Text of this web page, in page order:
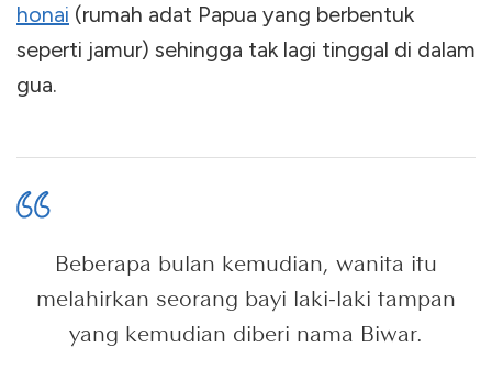
honai (rumah adat Papua yang berbentuk
seperti jamur) sehingga tak lagi tinggal di dalam
gua.
Beberapa bulan kemudian, wanita itu
melahirkan seorang bayi laki-laki tampan
yang kemudian diberi nama Biwar.